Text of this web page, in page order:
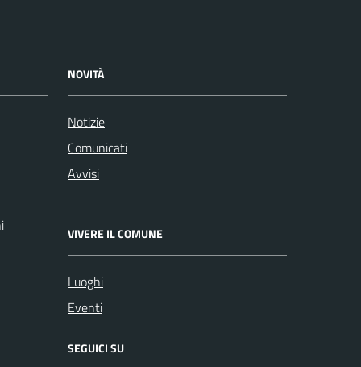
NOVITÀ
Notizie
Comunicati
Avvisi
VIVERE IL COMUNE
Luoghi
Eventi
SEGUICI SU